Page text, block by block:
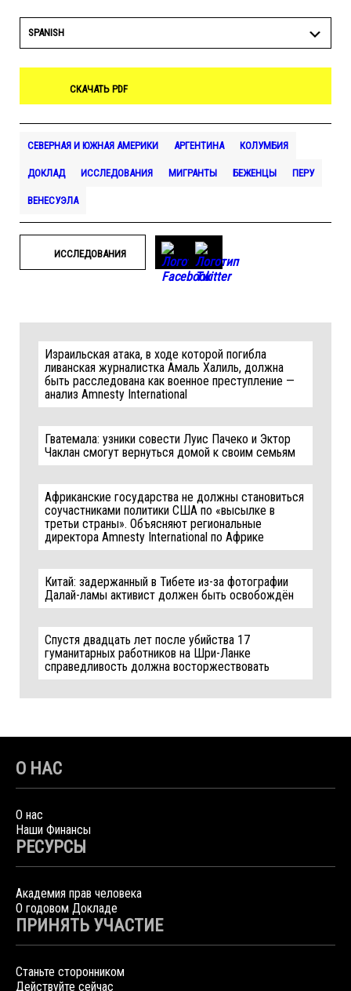
SPANISH
СКАЧАТЬ PDF
СЕВЕРНАЯ И ЮЖНАЯ АМЕРИКИ АРГЕНТИНА КОЛУМБИЯ
ДОКЛАД ИССЛЕДОВАНИЯ МИГРАНТЫ БЕЖЕНЦЫ ПЕРУ
ВЕНЕСУЭЛА
ИССЛЕДОВАНИЯ
Израильская атака, в ходе которой погибла
ливанская журналистка Амаль Халиль, должна
быть расследована как военное преступление —
анализ Amnesty International
Гватемала: узники совести Луис Пачеко и Эктор
Чаклан смогут вернуться домой к своим семьям
Африканские государства не должны становиться
соучастниками политики США по «высылке в
третьи страны». Объясняют региональные
директора Amnesty International по Африке
Китай: задержанный в Тибете из-за фотографии
Далай-ламы активист должен быть освобождён
Спустя двадцать лет после убийства 17
гуманитарных работников на Шри-Ланке
справедливость должна восторжествовать
О НАС
О нас
Наши Финансы
РЕСУРСЫ
Академия прав человека
О годовом Докладе
ПРИНЯТЬ УЧАСТИЕ
Станьте сторонником
Действуйте сейчас